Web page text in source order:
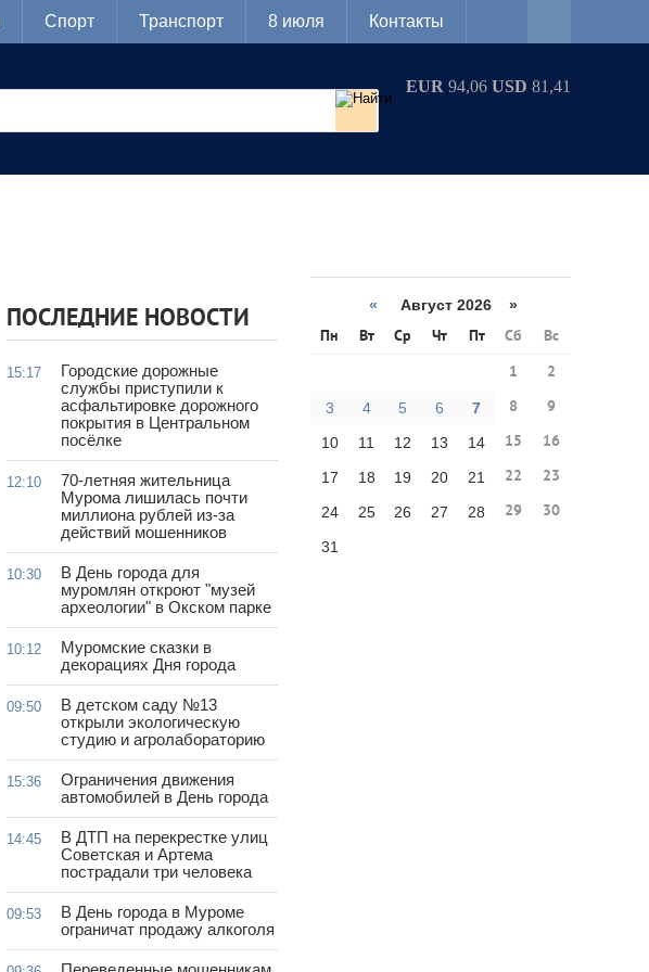
Спорт Транспорт 8 июля Контакты
EUR 94,06 USD 81,41
ПОСЛЕДНИЕ НОВОСТИ
15:17
Городские дорожные
службы приступили к
асфальтировке дорожного
покрытия в Центральном
посёлке
12:10
70-летняя жительница
Мурома лишилась почти
миллиона рублей из-за
действий мошенников
10:30
В День города для
муромлян откроют "музей
археологии" в Окском парке
10:12
Муромские сказки в
декорациях Дня города
09:50
В детском саду №13
открыли экологическую
студию и агролабораторию
15:36
Ограничения движения
автомобилей в День города
14:45
В ДТП на перекрестке улиц
Советская и Артема
пострадали три человека
09:53
В День города в Муроме
ограничат продажу алкоголя
« Август 2026 »
Пн Вт Ср Чт Пт Сб
Вс
1
2
3 4 5 6 7 8 9
10 11 12 13 14 15 16
17 18 19 20 21 22 23
24 25 26 27 28 29 30
31